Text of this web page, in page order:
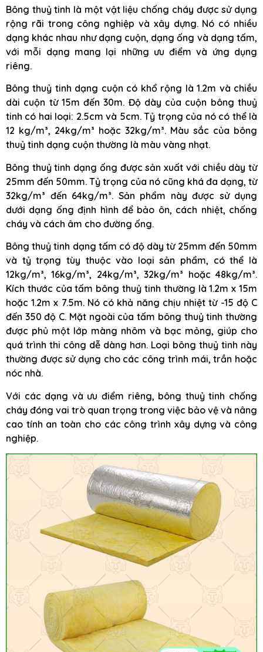
Bông thuỷ tinh là một vật liệu chống cháy được sử dụng
rộng rãi trong công nghiệp và xây dựng. Nó có nhiều
dạng khác nhau như dạng cuộn, dạng ống và dạng tấm,
với mỗi dạng mang lại những ưu điểm và ứng dụng
riêng.
Bông thuỷ tinh dạng cuộn có khổ rộng là 1.2m và chiều
dài cuộn từ 15m đến 30m. Độ dày của cuộn bông thuỷ
tinh có hai loại: 2.5cm và 5cm. Tỷ trọng của nó có thể là
12 kg/m³, 24kg/m³ hoặc 32kg/m³. Màu sắc của bông
thuỷ tinh dạng cuộn thường là màu vàng nhạt.
Bông thuỷ tinh dạng ống được sản xuất với chiều dày từ
25mm đến 50mm. Tỷ trọng của nó cũng khá đa dạng, từ
32kg/m³ đến 64kg/m³. Sản phẩm này được sử dụng
dưới dạng ống định hình để bảo ôn, cách nhiệt, chống
cháy và cách âm cho đường ống.
Bông thuỷ tinh dạng tấm có độ dày từ 25mm đến 50mm
và tỷ trọng tùy thuộc vào loại sản phẩm, có thể là
12kg/m³, 16kg/m³, 24kg/m³, 32kg/m³ hoặc 48kg/m³.
Kích thước của tấm bông thuỷ tinh thường là 1.2m x 15m
hoặc 1.2m x 7.5m. Nó có khả năng chịu nhiệt từ -15 độ C
đến 350 độ C. Mặt ngoài của tấm bông thuỷ tinh thường
được phủ một lớp màng nhôm và bạc mỏng, giúp cho
quá trình thi công dễ dàng hơn. Loại bông thuỷ tinh này
thường được sử dụng cho các công trình mái, trần hoặc
nóc nhà.
Với các dạng và ưu điểm riêng, bông thuỷ tinh chống
cháy đóng vai trò quan trọng trong việc bảo vệ và nâng
cao tính an toàn cho các công trình xây dựng và công
nghiệp.